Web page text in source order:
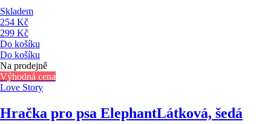
Skladem
254 Kč
299 Kč
Do košíku
Do košíku
Na prodejně
Výhodná cena
Love Story
Hračka pro psa ElephantLátková, šedá